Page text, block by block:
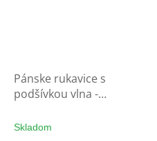
Pánske rukavice s
podšívkou vlna -
Skladom